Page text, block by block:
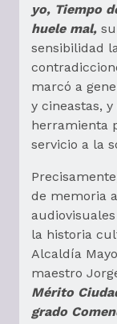
yo, Tiempo
huele mal,
sensibilidad
marcó a
y cineastas,
herramienta
servicio a la
de memoria
la historia
Alcaldía
maestro
Mérito
grado